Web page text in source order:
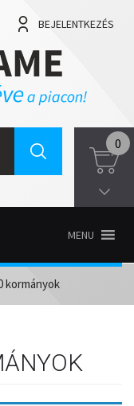
BEJELENTKEZÉS
0
MENU
kormányok